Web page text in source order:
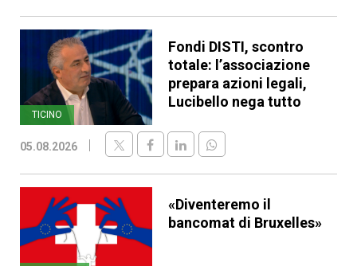
TICINO
Fondi DISTI, scontro
totale: l’associazione
prepara azioni legali,
Lucibello nega tutto
05.08.2026
«Diventeremo il
bancomat di Bruxelles»